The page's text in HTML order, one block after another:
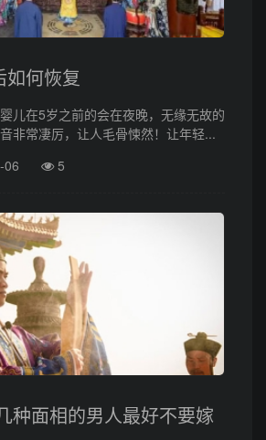
如何恢复
儿在5岁之前的会在夜晚，无缘无故的
非常凄厉，让人毛骨悚然！让年轻...
06 5
种面相的男人最好不要嫁